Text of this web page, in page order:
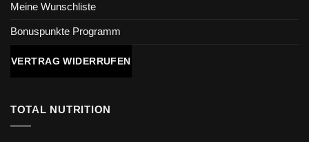
Meine Wunschliste
Bonuspunkte Programm
VERTRAG WIDERRUFEN
TOTAL NUTRITION